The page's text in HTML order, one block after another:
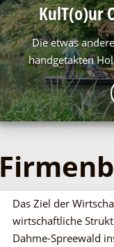
Lieberose zeichnet
kreisende Adler,
Dieses besondere
KulT(o)ur
Die etwas
handgetakten
Das Ziel der
wirtschaftliche
Dahme-Spreewald